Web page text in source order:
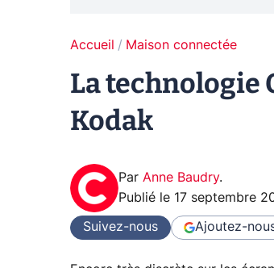
Accueil Maison connectée
La technologie
Kodak
Par Anne Baudry.
Publié le 17 septembre
Suivez-nous Ajoutez-